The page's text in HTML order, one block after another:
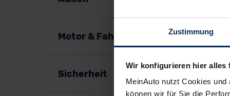
Zustimmung
Wir konfigurieren hier alles
MeinAuto nutzt Cookies
können wir für Sie die
Motor & Fahrspaß
Sicherheit